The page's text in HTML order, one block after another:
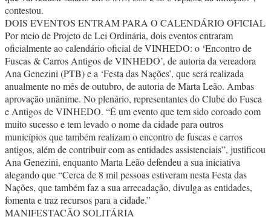
contestou.
DOIS EVENTOS ENTRAM PARA O CALENDÁRIO OFICIAL
Por meio de Projeto de Lei Ordinária, dois eventos entraram
oficialmente ao calendário oficial de VINHEDO: o ‘Encontro de
Fuscas & Carros Antigos de VINHEDO’, de autoria da vereadora
Ana Genezini (PTB) e a ‘Festa das Nações’, que será realizada
anualmente no mês de outubro, de autoria de Marta Leão. Ambas
aprovação unânime. No plenário, representantes do Clube do Fusca
e Antigos de VINHEDO. “É um evento que tem sido coroado com
muito sucesso e tem levado o nome da cidade para outros
municípios que também realizam o encontro de fuscas e carros
antigos, além de contribuir com as entidades assistenciais”, justificou
Ana Genezini, enquanto Marta Leão defendeu a sua iniciativa
alegando que “Cerca de 8 mil pessoas estiveram nesta Festa das
Nações, que também faz a sua arrecadação, divulga as entidades,
fomenta e traz recursos para a cidade.”
MANIFESTAÇÃO SOLITÁRIA